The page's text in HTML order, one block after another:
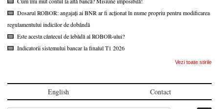
Dosarul ROBOR: angajați ai BNR ar fi acționat în nume propriu pentru modificarea
regulamentului indicilor de dobândă
Este acesta cântecul de lebădă al ROBOR-ului?
Indicatorii sistemului bancar la finalul T1 2026
Vezi toate stirile
English Contact